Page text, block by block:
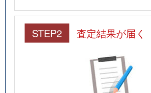
STEP2 査定結果が届く